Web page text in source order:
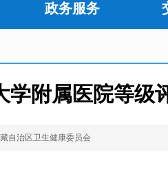
政务服务
附属医院等级
自治区卫生健康委员会